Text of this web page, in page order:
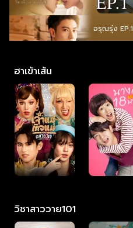
อรุณรุ่ง EP.1
ฮาเข้าเส้น
วิชาสาววาย101